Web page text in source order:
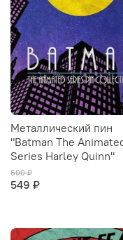
Металлический пин
"Batman The
Series Harley Quinn"
600 ₽
549 ₽